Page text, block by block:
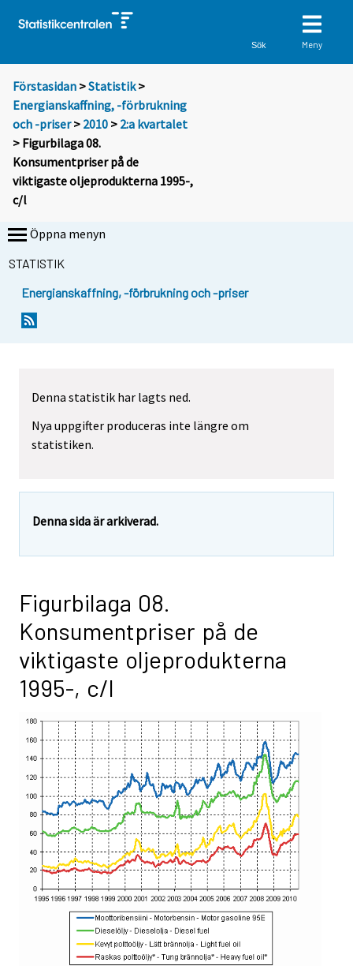
Sök Meny
Förstasidan >Statistik >
Energianskaffning, -förbrukning
och -priser> 2010 > 2:a kvartalet
> Figurbilaga 08.
Konsumentpriser på de
viktigaste oljeprodukterna 1995-,
c/l
Öppna menyn
STATISTIK
Energianskaffning, -förbrukning och -priser
Denna statistik har lagts ned.
Nya uppgifter produceras inte längre om
statistiken.
Denna sida är arkiverad.
Figurbilaga 08.
Konsumentpriser på de
viktigaste oljeprodukterna
1995-, c/l